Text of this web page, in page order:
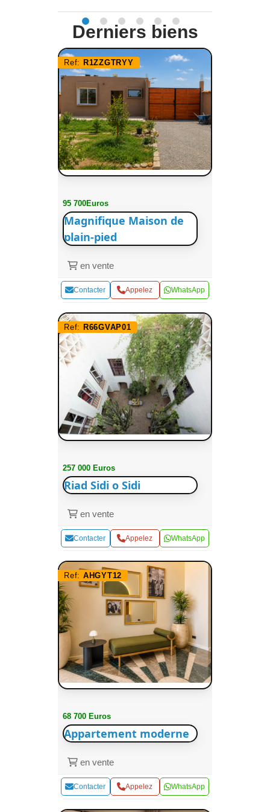
Derniers biens
Ref: R1ZZGTRYY
95 700Euros
Magnifique Maison de
plain-pied
en vente
Contacter Appelez WhatsApp
Ref: R66GVAP01
257 000 Euros
Riad Sidi o Sidi
en vente
Contacter Appelez WhatsApp
Ref: AHGYT12
68 700 Euros
Appartement moderne
en vente
Contacter Appelez WhatsApp